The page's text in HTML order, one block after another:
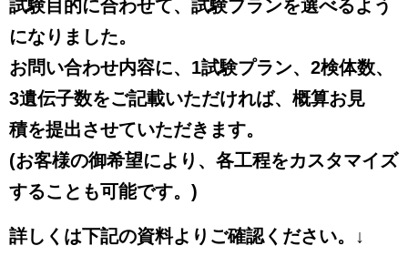
試験目的に合わせて、試験プランを選べるよう
になりました。
お問い合わせ内容に、1試験プラン、2検体数、
3遺伝子数をご記載いただければ、概算お見
積を提出させていただきます。
(お客様の御希望により、各工程をカスタマイズ
することも可能です。)
詳しくは下記の資料よりご確認ください。↓